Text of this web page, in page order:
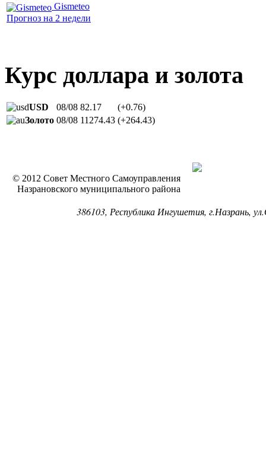
Gismeteo
Прогноз на 2 недели
Курс доллара и золота
USD 08/08 82.17
(+0.76)
Золото 08/08 11274.43 (+264.43)
© 2012 Совет Местного Самоуправления
Назрановского муниципального района
386103, Республика Ингушетия, г.Назрань,